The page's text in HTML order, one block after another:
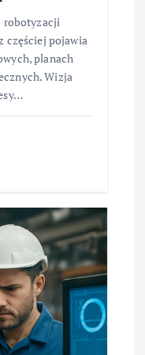
robotyzacji
częściej pojawia
planach
Wizja